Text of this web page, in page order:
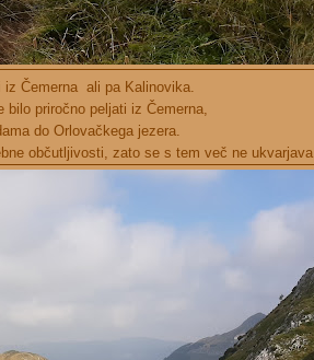
Čemerna ali pa Kalinovika.
priročno peljati iz Čemerna,
do Orlovačkega jezera.
občutljivosti, zato se s tem več ne ukvarjava.